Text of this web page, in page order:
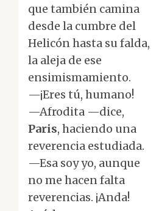
que también camina
desde la cumbre del
Helicón hasta su falda,
la aleja de ese
ensimismamiento.
—¡Eres tú, humano!
—Afrodita —dice,
Paris, haciendo una
reverencia estudiada.
—Esa soy yo, aunque
no me hacen falta
reverencias. ¡Anda!